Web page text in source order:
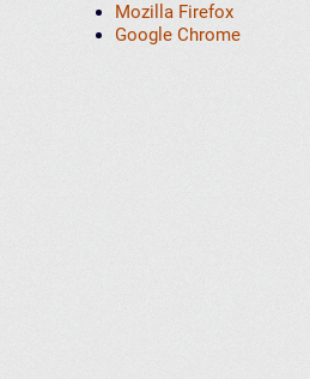
Mozilla Firefox
Google Chrome